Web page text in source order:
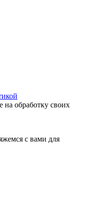
на обработку своих
с вами для